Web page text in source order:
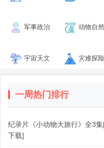
军事政治 动物自然
宇宙天文 灾难探险
一周热门排行
纪录片《小动物大旅行》全3
下载]